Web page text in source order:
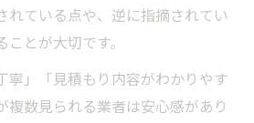
れている点や、逆に指摘されてい
とが大切です。
寧」「見積もり内容がわかりやす
複数見られる業者は安心感があり